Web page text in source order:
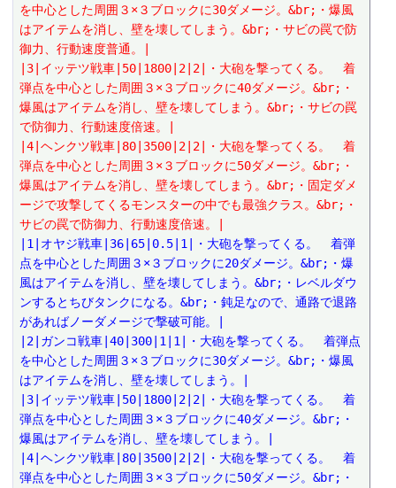
を中心とした周囲３×３ブロックに30ダメージ。&br;・爆風
はアイテムを消し、壁を壊してしまう。&br;・サビの罠で防
御力、行動速度普通。|
|3|イッテツ戦車|50|1800|2|2|・大砲を撃ってくる。　着
弾点を中心とした周囲３×３ブロックに40ダメージ。&br;・
爆風はアイテムを消し、壁を壊してしまう。&br;・サビの罠
で防御力、行動速度倍速。|
|4|ヘンクツ戦車|80|3500|2|2|・大砲を撃ってくる。　着
弾点を中心とした周囲３×３ブロックに50ダメージ。&br;・
爆風はアイテムを消し、壁を壊してしまう。&br;・固定ダメ
ージで攻撃してくるモンスターの中でも最強クラス。&br;・
サビの罠で防御力、行動速度倍速。|
|1|オヤジ戦車|36|65|0.5|1|・大砲を撃ってくる。　着弾
点を中心とした周囲３×３ブロックに20ダメージ。&br;・爆
風はアイテムを消し、壁を壊してしまう。&br;・レベルダウ
ンするとちびタンクになる。&br;・鈍足なので、通路で退路
があればノーダメージで撃破可能。|
|2|ガンコ戦車|40|300|1|1|・大砲を撃ってくる。　着弾点
を中心とした周囲３×３ブロックに30ダメージ。&br;・爆風
はアイテムを消し、壁を壊してしまう。|
|3|イッテツ戦車|50|1800|2|2|・大砲を撃ってくる。　着
弾点を中心とした周囲３×３ブロックに40ダメージ。&br;・
爆風はアイテムを消し、壁を壊してしまう。|
|4|ヘンクツ戦車|80|3500|2|2|・大砲を撃ってくる。　着
弾点を中心とした周囲３×３ブロックに50ダメージ。&br;・